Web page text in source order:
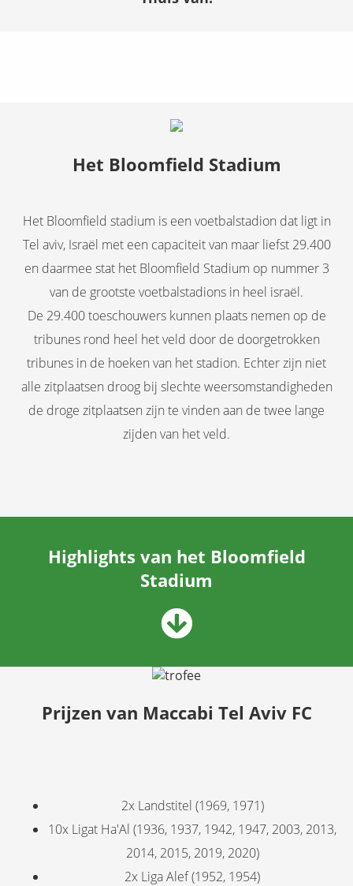
Het Bloomfield Stadium
Het Bloomfield stadium is een voetbalstadion dat ligt in
Tel aviv, Israël met een capaciteit van maar liefst 29.400
en daarmee stat het Bloomfield Stadium op nummer 3
van de grootste voetbalstadions in heel israël.
De 29.400 toeschouwers kunnen plaats nemen op de
tribunes rond heel het veld door de doorgetrokken
tribunes in de hoeken van het stadion. Echter zijn niet
alle zitplaatsen droog bij slechte weersomstandigheden
de droge zitplaatsen zijn te vinden aan de twee lange
zijden van het veld.
Highlights van het Bloomfield
Stadium
Prijzen van Maccabi Tel Aviv FC
2x Landstitel (1969, 1971)
10x Ligat Ha'Al (1936, 1937, 1942, 1947, 2003, 2013,
2014, 2015, 2019, 2020)
2x Liga Alef (1952, 1954)